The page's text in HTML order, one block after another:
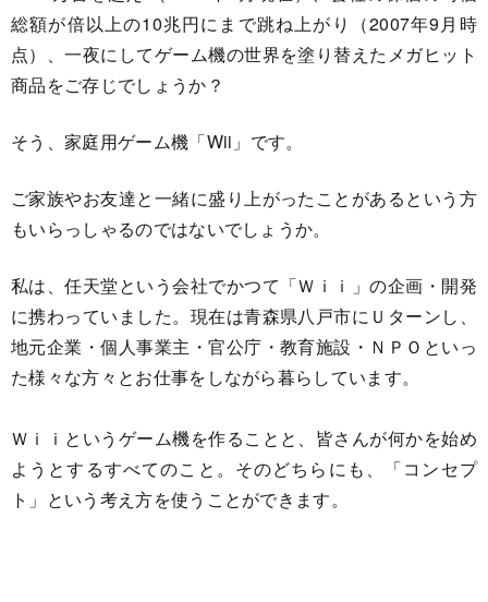
総額が倍以上の10兆円にまで跳ね上がり（2007年9月時
点）、一夜にしてゲーム機の世界を塗り替えたメガヒット
商品をご存じでしょうか？
そう、家庭用ゲーム機「Wii」です。
ご家族やお友達と一緒に盛り上がったことがあるという方
もいらっしゃるのではないでしょうか。
私は、任天堂という会社でかつて「Ｗｉｉ」の企画・開発
に携わっていました。現在は青森県八戸市にＵターンし、
地元企業・個人事業主・官公庁・教育施設・ＮＰＯといっ
た様々な方々とお仕事をしながら暮らしています。
Ｗｉｉというゲーム機を作ることと、皆さんが何かを始め
ようとするすべてのこと。そのどちらにも、「コンセプ
ト」という考え方を使うことができます。